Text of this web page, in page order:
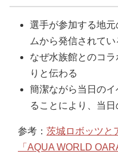
選手が参加する地
ムから発信されてい
なぜ水族館とのコ
りと伝わる
簡潔ながら当日の
ることにより、当
参考： 茨城ロボッツと
「AQUA WORLD